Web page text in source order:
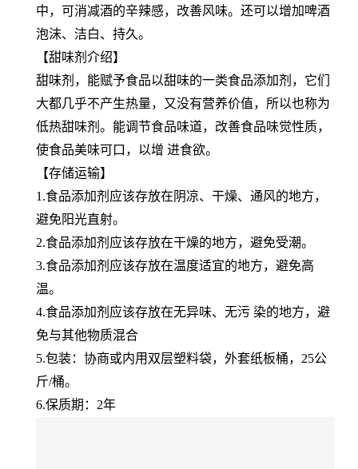
中，可消减酒的辛辣感，改善风味。还可以增加啤酒
泡沫、洁白、持久。
【甜味剂介绍】
甜味剂，能赋予食品以甜味的一类食品添加剂，它们
大都几乎不产生热量，又没有营养价值，所以也称为
低热甜味剂。能调节食品味道，改善食品味觉性质，
使食品美味可口，以增 进食欲。
【存储运输】
1.食品添加剂应该存放在阴凉、干燥、通风的地方，
避免阳光直射。
2.食品添加剂应该存放在干燥的地方，避免受潮。
3.食品添加剂应该存放在温度适宜的地方，避免高
温。
4.食品添加剂应该存放在无异味、无污 染的地方，避
免与其他物质混合
5.包装：协商或内用双层塑料袋，外套纸板桶，25公
斤/桶。
6.保质期：2年